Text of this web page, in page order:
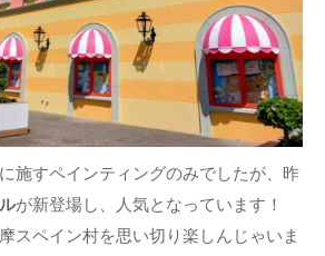
施すペインティングのみでしたが、昨
が新登場し、人気となっています！
スペイン村を思い切り楽しんじゃいま